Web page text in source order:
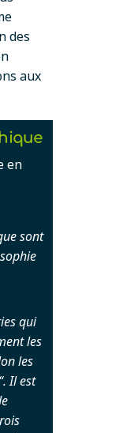
des
aux
en
sont
qui
les
les
Il est